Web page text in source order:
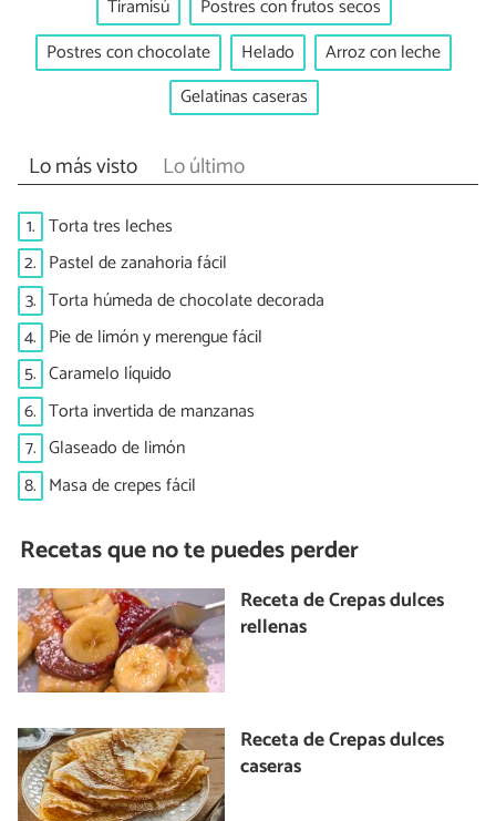
Tiramisú
Postres con frutos secos
Postres con chocolate
Helado
Arroz con leche
Gelatinas caseras
Lo más visto Lo último
1. Torta tres leches
2. Pastel de zanahoria fácil
3. Torta húmeda de chocolate decorada
4. Pie de limón y merengue fácil
5. Caramelo líquido
6. Torta invertida de manzanas
7. Glaseado de limón
8. Masa de crepes fácil
Recetas que no te puedes perder
Receta de Crepas dulces
rellenas
Receta de Crepas dulces
caseras